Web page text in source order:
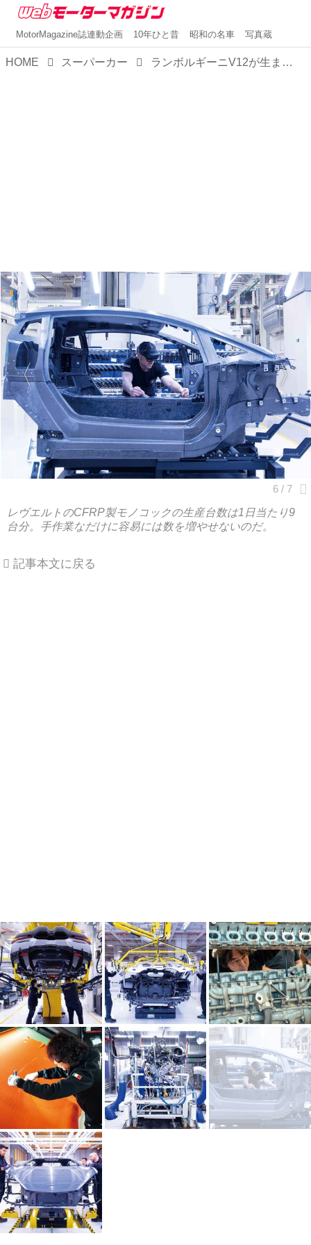
MotorMagazine誌連動企画 10年ひと昔 昭和の名車 写真蔵
HOME スーパーカー ランボルギーニV12が生まれる新しいライン。サンタアガタボロネーゼで車両価格の理由を垣間見る
レヴエルトのCFRP製モノコックの生産台数は1日当たり9
台分。手作業なだけに容易には数を増やせないのだ。
記事本文に戻る